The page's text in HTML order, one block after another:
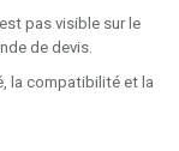
pas visible sur le
de devis.
la compatibilité et la